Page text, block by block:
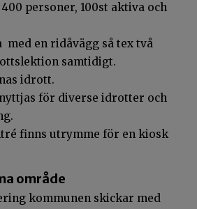
personer, 100st aktiva och
med en ridåvägg så tex två
samtidigt.
idrott.
för diverse idrotter och
finns utrymme för en kiosk
område
kommunen skickar med